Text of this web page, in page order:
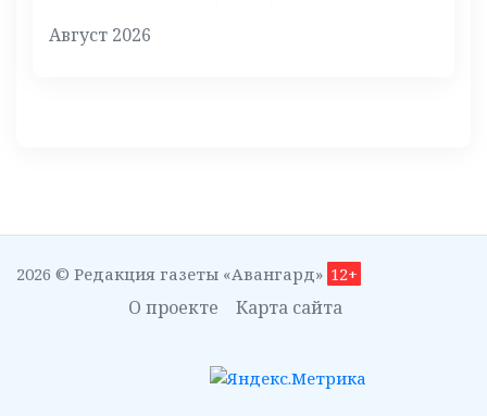
Август 2026
2026 © Редакция газеты «Авангард» 12+
О проекте Карта сайта